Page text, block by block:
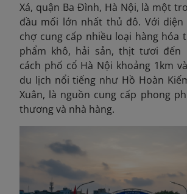
Xá, quận Ba Đình, Hà Nội, là một
đầu mối lớn nhất thủ đô. Với diện
chợ cung cấp nhiều loại hàng hóa
phẩm khô, hải sản, thịt tươi đến
cách phố cổ Hà Nội khoảng 1km
du lịch nổi tiếng như Hồ Hoàn
Xuân, là nguồn cung cấp phong
thương và nhà hàng.